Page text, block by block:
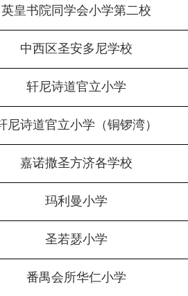
英皇书院同学会小学第二校
中西区圣安多尼学校
轩尼诗道官立小学
尼诗道官立小学（铜锣湾）
嘉诺撒圣方济各学校
玛利曼小学
圣若瑟小学
番禺会所华仁小学